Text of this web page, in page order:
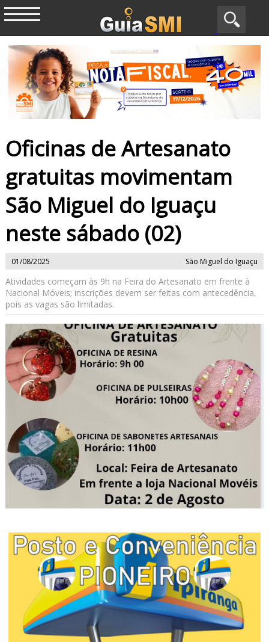
Oficinas de Artesanato
gratuitas movimentam
São Miguel do Iguaçu
neste sábado (02)
01/08/2025 São Miguel do Iguaçu
Atividades começam às 9h na Feira do Artesanato em frente à
Nacional Móveis; inscrições devem ser feitas com antecedência,
pois as vagas são limitadas.